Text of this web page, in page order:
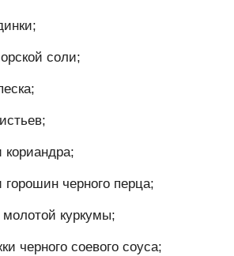
соли;
черного перца;
куркумы;
черного соевого соуса;